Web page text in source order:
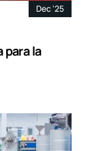
Dec '25
para la